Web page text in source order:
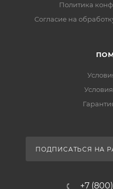
Политика
Cогласие на
ПОДПИСАТЬСЯ НА
+7